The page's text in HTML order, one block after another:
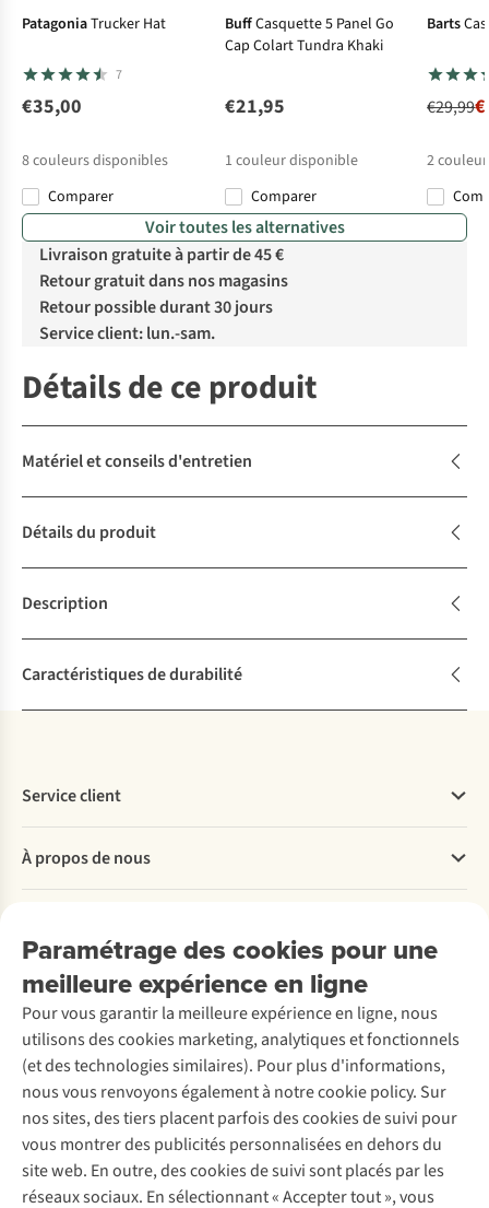
PatagoniaTrucker Hat
7
€35,00
8couleurs disponibles
Comparer
BuffCasquette 5 Panel Go
Cap Colart Tundra Khaki
€21,95
1 couleur disponible
Comparer
Barts
€29,99
2
%
%
Voir toutes les alternatives
Livraison gratuite à partir de 45 €
Retour gratuit dans nos magasins
Retour possible durant 30 jours
Service client: lun.-sam.
Détails de ce produit
Matériel et conseils d'entretien
Détails du produit
Description
Caractéristiques de durabilité
Paramétrage des cookies pour une
meilleure expérience en ligne
Pour vous garantir la meilleure expérience en ligne, nous
utilisons des cookies marketing, analytiques et fonctionnels
(et des technologies similaires). Pour plus d'informations,
nous vous renvoyons également à notre cookie policy. Sur
nos sites, des tiers placent parfois des cookies de suivi pour
vous montrer des publicités personnalisées en dehors du
site web. En outre, des cookies de suivi sont placés par les
réseaux sociaux. En sélectionnant « Accepter tout », vous
Service client
Commander
Payer
Retourner
Rétractation d'une commande
Entretien & réparations
Garantie
Contactez-nous
À propos de nous
Entreprise responsable
À propos d’Ayacucho
Nos magasins
À propos d’A.S.Adventure
Déclaration d'accessibilité
Location / Location sports d’hiver
Seconde-main
Entretien de ski
Service de lavage
Entretien de chaussures
Réparation de chaussures
Réparation de vêtements
Retouches
Pour les entreprises
Découvrez
A.S.Magazine
Explore Camp
Expertise & conseils
Abonnez-vous à la newsletter
Suivez-nous